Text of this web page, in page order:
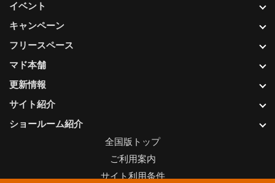
更新情報
サイト紹介
ショールーム紹介
イベント
キャンペーン
フリースペース
マド本舗
全国版トップ
ご利用案内
サイト利用条件